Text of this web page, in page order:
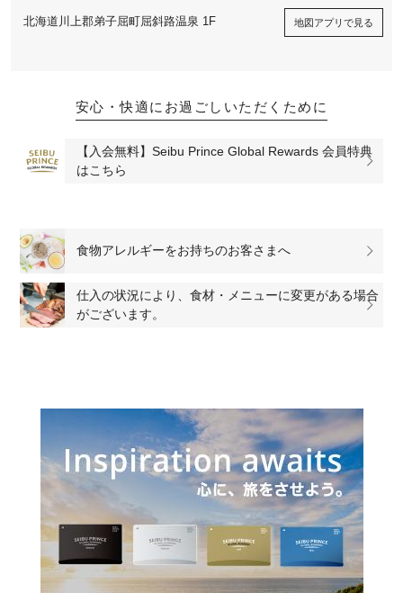
北海道川上郡弟子屈町屈斜路温泉 1F 地図アプリで見る
安心・快適にお過ごしいただくために
【入会無料】Seibu Prince Global Rewards 会員特典
はこちら
食物アレルギーをお持ちのお客さまへ
仕入の状況により、食材・メニューに変更がある場合
がございます。